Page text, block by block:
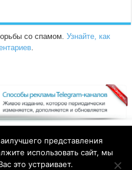
со спамом.Узнайте, как
.
соглашение Отказ от
представления
использовать сайт, мы
это устраивает.